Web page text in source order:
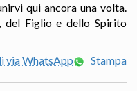
qui ancora una volta.
del Figlio e dello Spirito
via WhatsApp
Stampa